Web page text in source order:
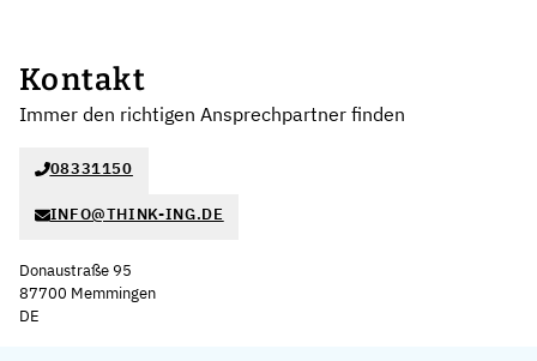
Kontakt
Immer den richtigen Ansprechpartner finden
08331150
INFO@THINK-ING.DE
Donaustraße 95
87700 Memmingen
DE